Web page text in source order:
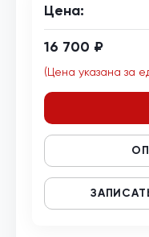
Цена:
16 700 ₽
(Цена указана за